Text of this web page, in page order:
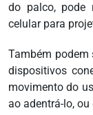
do palco, pode
celular para
Também podem
dispositivos
movimento do
ao adentrá-lo,